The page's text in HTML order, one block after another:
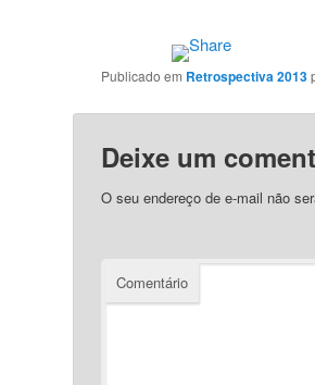
Publicado em Retrospectiva 2013
Deixe um
O seu endereço de e-mail não
Comentário